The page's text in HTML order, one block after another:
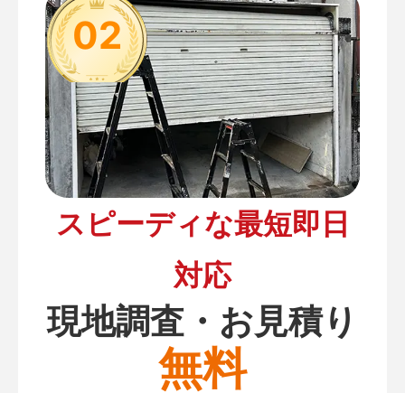
02
スピーディな最短即日
対応
現地調査・お見積り
無料